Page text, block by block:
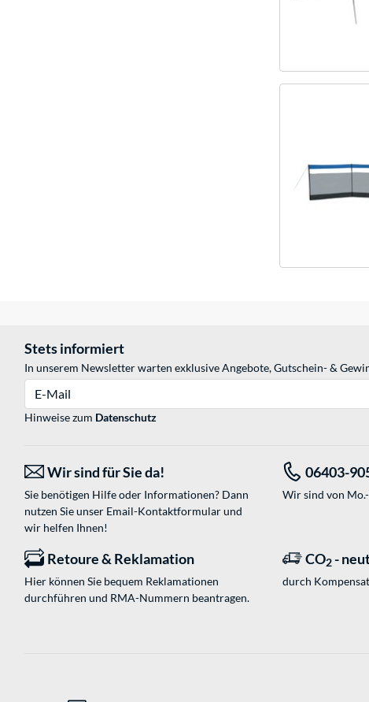
Stets informiert
In unserem Newsletter warten exklusive Angebote, Gutschein- &
Hinweise zum Datenschutz
Wir sind für Sie da!
Sie benötigen Hilfe oder Informationen? Dann
nutzen Sie unser Email-Kontaktformularund
wir helfen Ihnen!
06403-
Wir sind von
Retoure & Reklamation
Hier können Sie bequem Reklamationen
durchführen und RMA-Nummern beantragen.
CO2 -
durch